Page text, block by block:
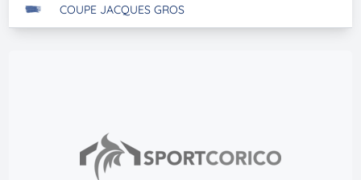
COUPE JACQUES GROS